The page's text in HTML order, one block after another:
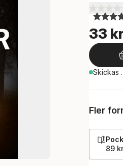
4,3utav 5
33
Skickas .
Fler
89 kr